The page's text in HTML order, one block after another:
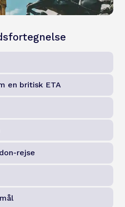
en britisk ETA
rejse